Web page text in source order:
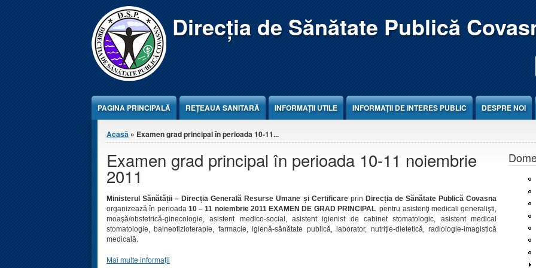
Direcția de Sănătate Publică
PAGINA PRINCIPALĂ REŢEAUA SANITARĂ INFORMAȚII UTILE INFORMAȚII DE INTERES PUBLIC DESPRE NOI
Eşti aici
Acasă » Examen grad principal în perioada 10-11...
Examen grad principal în perioada 10-11 noiembrie
2011
Ministerul Sănătății – Direcția Generală Resurse Umane și Certificareprin Direcția de Sănătate Publică Covasna
organizează în perioada 10 – 11 noiembrie 2011 EXAMEN DE GRAD PRINCIPALpentru asistenţi medicali generalişti,
moaşă/obstetrică-ginecologie, asistent medico-social, asistent igienist de cabinet stomatologic, asistent medical
stomatologie, balneofizioterapie, farmacie, igienă-sănătate publică, laborator, nutriţie-dietetică, radiologie-imagistică
medicală.
Mai multe informaţii